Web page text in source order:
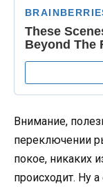
Внимание,
переключении
покое, никаких
происходит. Ну